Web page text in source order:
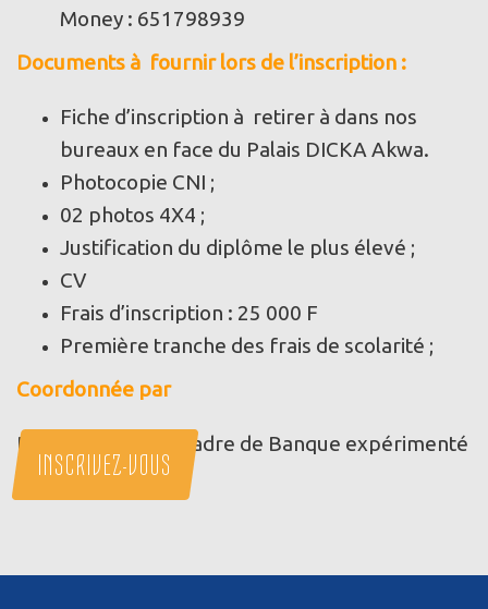
Money : 651798939
Documents à fournir lors de l’inscription :
Fiche d’inscription à retirer à dans nos
bureaux en face du Palais DICKA Akwa.
Photocopie CNI ;
02 photos 4X4 ;
Justification du diplôme le plus élevé ;
CV
Frais d’inscription : 25 000 F
Première tranche des frais de scolarité ;
Coordonnée par
REMOND NGOH, Cadre de Banque expérimenté
INSCRIVEZ-VOUS